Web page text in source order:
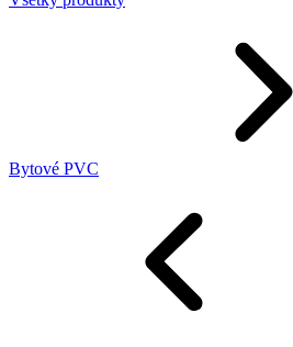
Bytové PVC